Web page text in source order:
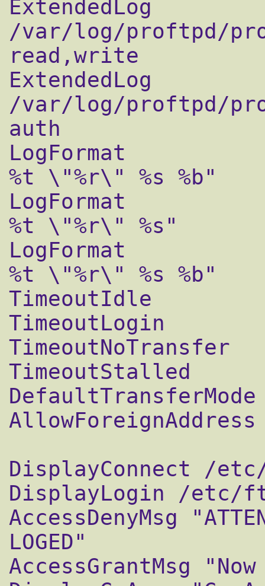
ExtendedLog
/var/log/proftpd/
read,write
ExtendedLog
/var/log/proftpd/
auth
LogFormat       	default "%h %l %u
%t \"%r\" %s %b"
LogFormat		auth    "%v [%P] %h
%t \"%r\" %s"
LogFormat		write   "%h %l %u
%t \"%r\" %s %b"
TimeoutIdle		300
TimeoutLogin
TimeoutNoTransfer
TimeoutStalled
DisplayConnect /
DisplayLogin /etc/
AccessDenyMsg
LOGED"
AccessGrantMsg